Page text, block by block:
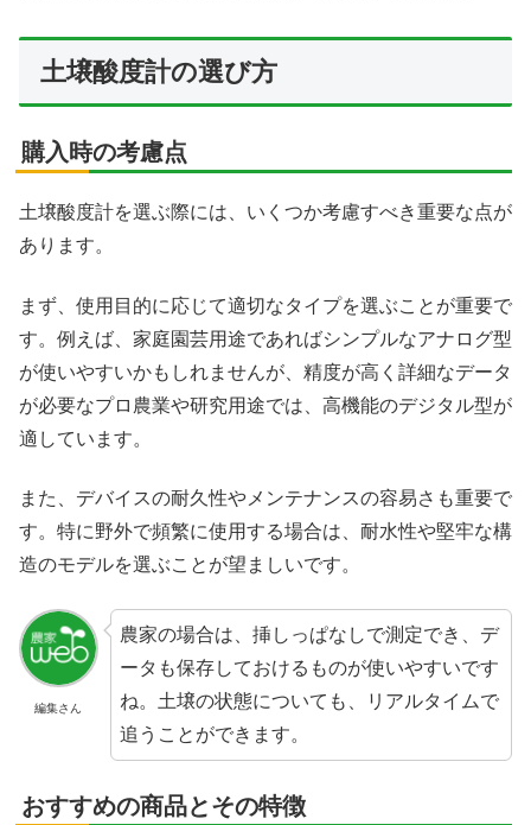
土壌酸度計の選び方
購入時の考慮点
土壌酸度計を選ぶ際には、いくつか考慮すべき重要な点が
あります。
まず、使用目的に応じて適切なタイプを選ぶことが重要で
す。例えば、家庭園芸用途であればシンプルなアナログ型
が使いやすいかもしれませんが、精度が高く詳細なデータ
が必要なプロ農業や研究用途では、高機能のデジタル型が
適しています。
また、デバイスの耐久性やメンテナンスの容易さも重要で
す。特に野外で頻繁に使用する場合は、耐水性や堅牢な構
造のモデルを選ぶことが望ましいです。
編集さん
農家の場合は、挿しっぱなしで測定でき、デ
ータも保存しておけるものが使いやすいです
ね。土壌の状態についても、リアルタイムで
追うことができます。
おすすめの商品とその特徴